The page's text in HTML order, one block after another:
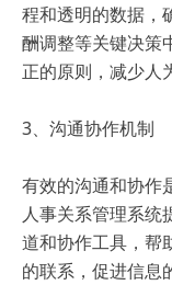
程和透明的数据，
酬调整等关键决策
正的原则，减少人
3、沟通协作机制
有效的沟通和协作
人事关系管理系统
道和协作工具，帮
的联系，促进信息